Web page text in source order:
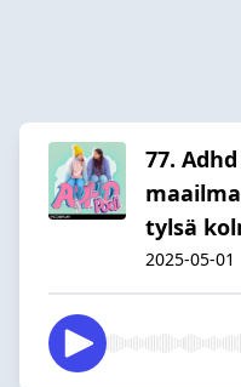
77.
tylsä
2025-05-01